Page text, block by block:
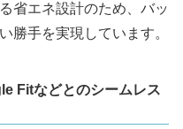
省エネ設計のため、バッ
勝手を実現しています。
Fitなどとのシームレス